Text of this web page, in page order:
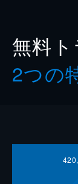
無料
2つの